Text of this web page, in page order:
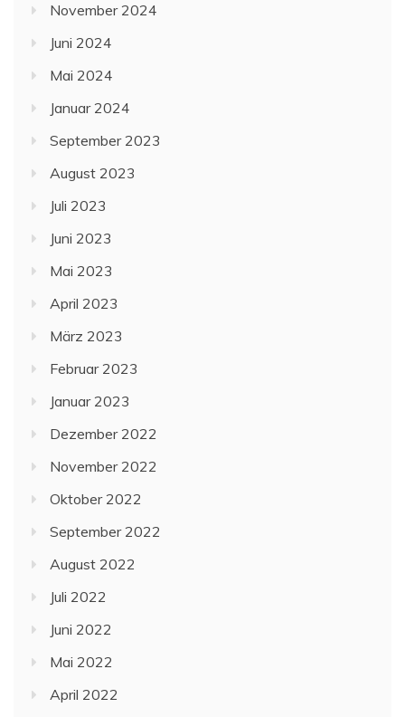
November 2024
Juni 2024
Mai 2024
Januar 2024
September 2023
August 2023
Juli 2023
Juni 2023
Mai 2023
April 2023
März 2023
Februar 2023
Januar 2023
Dezember 2022
November 2022
Oktober 2022
September 2022
August 2022
Juli 2022
Juni 2022
Mai 2022
April 2022